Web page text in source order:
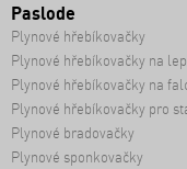
Paslode
Plynové hřebíkovačky
Plynové hřebíkovačky na
Plynové hřebíkovačky na
Plynové hřebíkovačky pro
Plynové bradovačky
Plynové sponkovačky